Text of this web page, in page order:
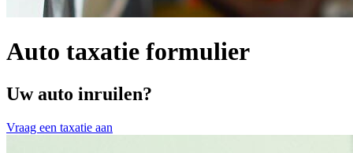
Auto taxatie formulier
Uw auto inruilen?
Vraag een taxatie aan